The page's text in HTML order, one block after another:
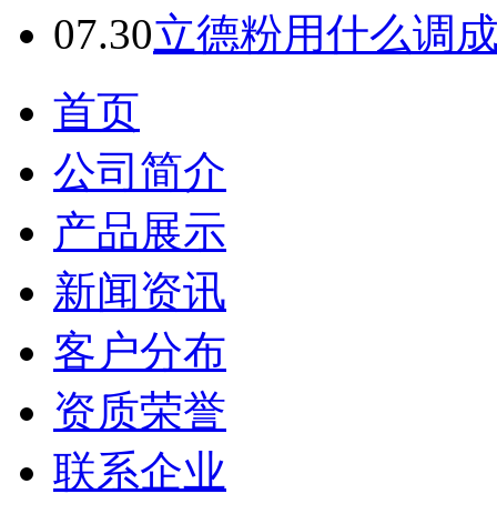
07.30立德粉用什么调
首页
公司简介
产品展示
新闻资讯
客户分布
资质荣誉
联系企业